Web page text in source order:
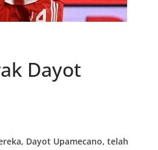
Dayot
Dayot Upamecano, telah